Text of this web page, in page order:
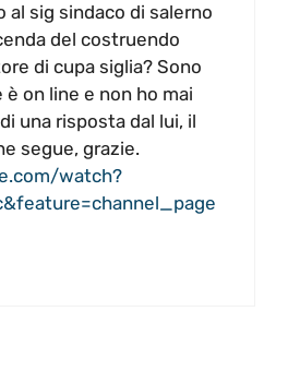
al sig sindaco di salerno
del costruendo
di cupa siglia? Sono
è on line e non ho mai
una risposta dal lui, il
segue, grazie.
watch?